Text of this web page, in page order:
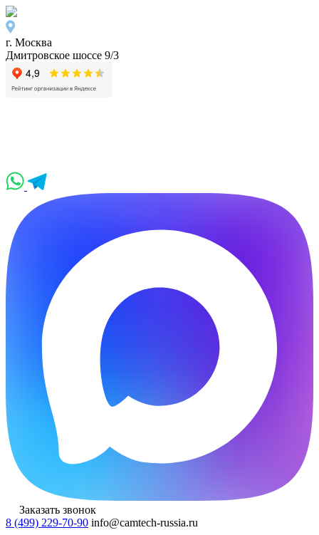
г. Москва
Дмитровское шоссе 9/3
Заказать звонок
8 (499) 229-70-90 info@camtech-russia.ru